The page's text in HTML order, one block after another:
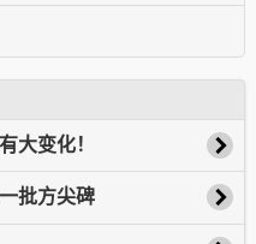
大变化！
批方尖碑